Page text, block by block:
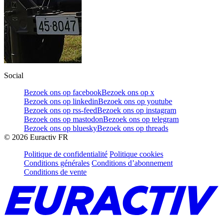
Social
Bezoek ons op facebookBezoek ons op x
Bezoek ons op linkedinBezoek ons op youtube
Bezoek ons op rss-feedBezoek ons op instagram
Bezoek ons op mastodonBezoek ons op telegram
Bezoek ons op blueskyBezoek ons op threads
© 2026 Euractiv FR
Politique de confidentialité Politique cookies
Conditions générales Conditions d’abonnement
Conditions de vente